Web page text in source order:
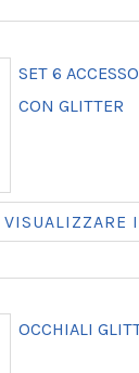
SET 6
CON GLITTER
OCCHIALI